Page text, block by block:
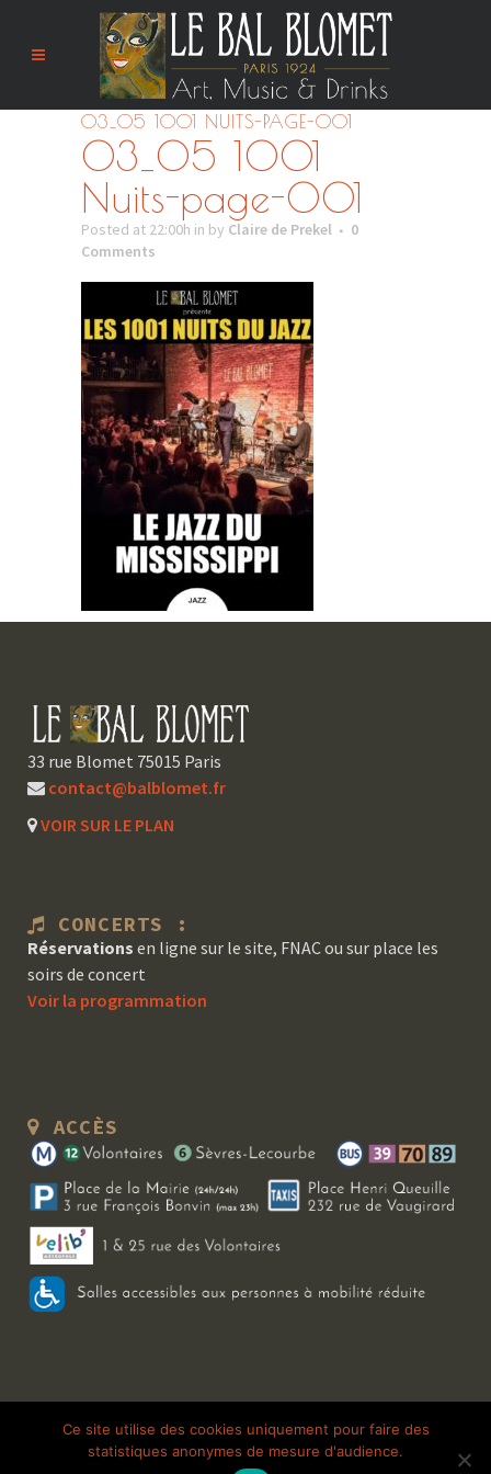
03_05 1001 NUITS-PAGE-001
03_05 1001
Nuits-page-001
Posted at 22:00h in by Claire de Prekel
0
Comments
33 rue Blomet 75015 Paris
contact@balblomet.fr
VOIR SUR LE PLAN
CONCERTS :
Réservations en ligne sur le site, FNAC ou sur place les
soirs de concert
Voir la programmation
ACCÈS
Copyright 2026 Le Bal Blomet | Tous droits réservés | Mentions légales
Galerie photo
Ce site utilise des cookies uniquement pour faire des
statistiques anonymes de mesure d'audience.